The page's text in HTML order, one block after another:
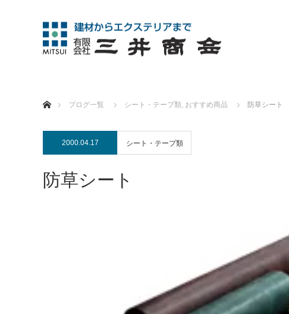
ブログ一覧
シート・テープ類, おすすめ商品 防草シート
2000.04.17 シート・テープ類
防草シート